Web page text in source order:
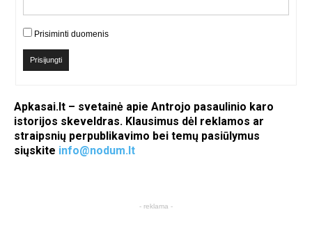
Prisiminti duomenis
Prisijungti
Apkasai.lt – svetainė apie Antrojo pasaulinio karo
istorijos skeveldras. Klausimus dėl reklamos ar
straipsnių perpublikavimo bei temų pasiūlymus
siųskite info@nodum.lt
- reklama -